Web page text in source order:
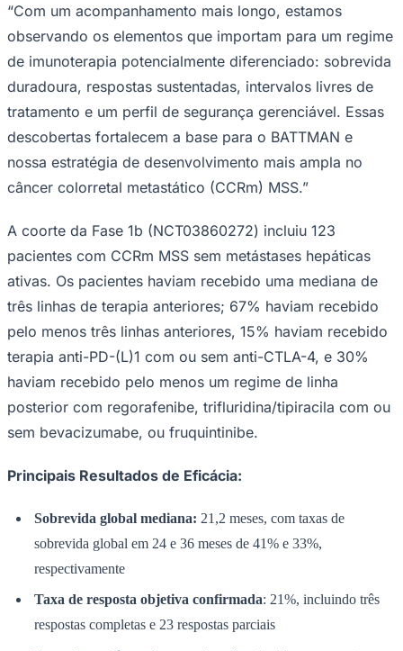
Palmeiras
“Com um acompanhamento mais longo, estamos
observando os elementos que importam para um regime
de imunoterapia potencialmente diferenciado: sobrevida
duradoura, respostas sustentadas, intervalos livres de
tratamento e um perfil de segurança gerenciável. Essas
descobertas fortalecem a base para o BATTMAN e
nossa estratégia de desenvolvimento mais ampla no
câncer colorretal metastático (CCRm) MSS.”
A coorte da Fase 1b (NCT03860272) incluiu 123
pacientes com CCRm MSS sem metástases hepáticas
ativas. Os pacientes haviam recebido uma mediana de
três linhas de terapia anteriores; 67% haviam recebido
pelo menos três linhas anteriores, 15% haviam recebido
terapia anti-PD-(L)1 com ou sem anti-CTLA-4, e 30%
haviam recebido pelo menos um regime de linha
posterior com regorafenibe, trifluridina/tipiracila com ou
sem bevacizumabe, ou fruquintinibe.
Principais Resultados de Eficácia:
Sobrevida global mediana: 21,2 meses, com taxas de
sobrevida global em 24 e 36 meses de 41% e 33%,
respectivamente
Taxa de resposta objetiva confirmada: 21%, incluindo três
respostas completas e 23 respostas parciais